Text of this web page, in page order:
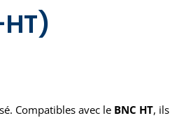
Compatibles avec le BNC HT, ils